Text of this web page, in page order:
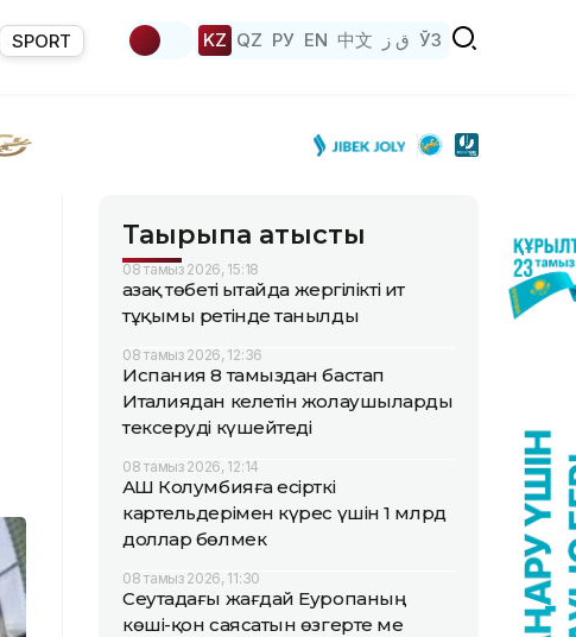
SPORT KZ QZ РУ EN 中文 ق ز ЎЗ
Тақырыпқа қатысты
08 тамыз 2026, 15:18
Қазақ төбеті Қытайда жергілікті ит
тұқымы ретінде танылды
08 тамыз 2026, 12:36
Испания 8 тамыздан бастап
Италиядан келетін жолаушыларды
тексеруді күшейтеді
08 тамыз 2026, 12:14
АҚШ Колумбияға есірткі
картельдерімен күрес үшін 1 млрд
доллар бөлмек
08 тамыз 2026, 11:30
Сеутадағы жағдай Еуропаның
көші-қон саясатын өзгерте ме